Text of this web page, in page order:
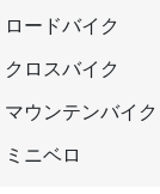
ロードバイク
クロスバイク
マウンテンバイク
ミニベロ